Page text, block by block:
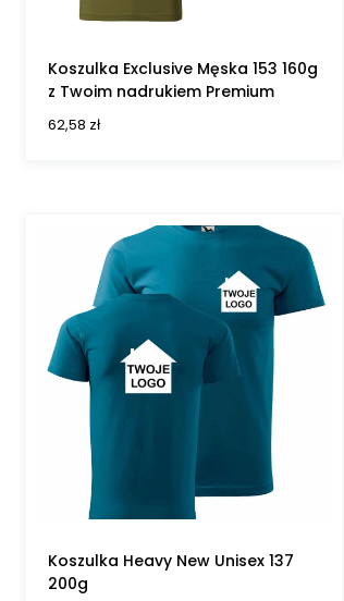
Koszulka Exclusive Męska 153 160g
z Twoim nadrukiem Premium
62,58 zł
Koszulka Heavy New Unisex 137
200g